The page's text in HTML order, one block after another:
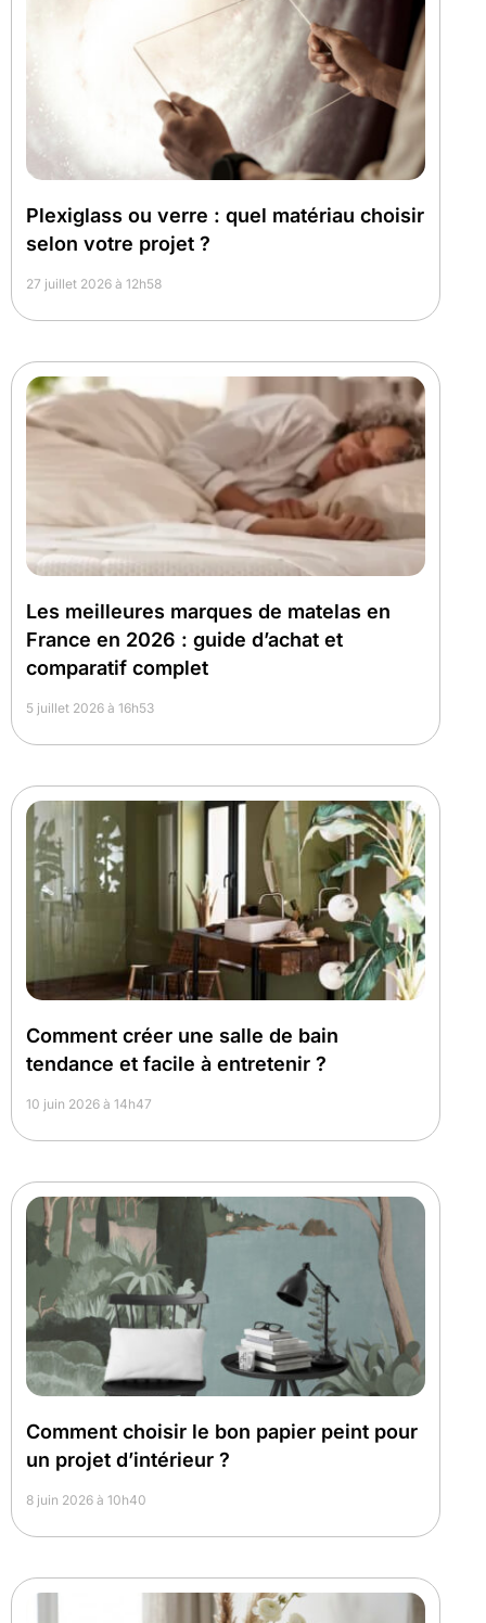
Plexiglass ou verre : quel matériau choisir
selon votre projet ?
27 juillet 2026 à 12h58
Les meilleures marques de matelas en
France en 2026 : guide d’achat et
comparatif complet
5 juillet 2026 à 16h53
Comment créer une salle de bain
tendance et facile à entretenir ?
10 juin 2026 à 14h47
Comment choisir le bon papier peint pour
un projet d’intérieur ?
8 juin 2026 à 10h40